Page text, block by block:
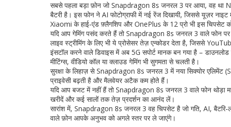
सबसे पहला बड़ा फ़ोन जो Snapdragon 8s जनरल 3 पर आया, वह
बैटरी है। इस फोन ने AI फोटोग्राफी में नई रेंज दिखायी, जिससे यूज़र
Xiaomi के हाई‑एंड फ़्लैगशिप और OnePlus के 12 प्रो भी इस चिपसेट
यदि आप गेमिंग पसंद करते हैं तो Snapdragon 8s जनरल 3 वाले
लाइव स्ट्रीमिंग के लिए भी ये प्रोसेसर तेज़ एन्कोडर देता है, जिससे
इंसटॉल करने वाले डिवाइस में अब 5G सपोर्ट मानक बन गया है –
मीटिंग्स, वीडियो कॉल या क्लाउड गेमिंग भी सुगमता से चलती है।
सुरक्षा के लिहाज़ से Snapdragon 8s जनरल 3 में नया सिक्योर एलिमेंट
प्राइवेसी बढ़ती है और मैलवेयर अटैक कम होते हैं।
यदि आप बजट में नहीं हैं तो Snapdragon 8s जनरल 3 वाले फोन थोड़ा
खरीदें और कई सालों तक तेज़ प्रदर्शन का आनंद लें।
सारांश में, Snapdragon 8s जनरल 3 वह चिपसेट है जो गति, AI,
वाले फ़ोन आपके अनुभव को अगले स्तर पर ले जाएंगे।